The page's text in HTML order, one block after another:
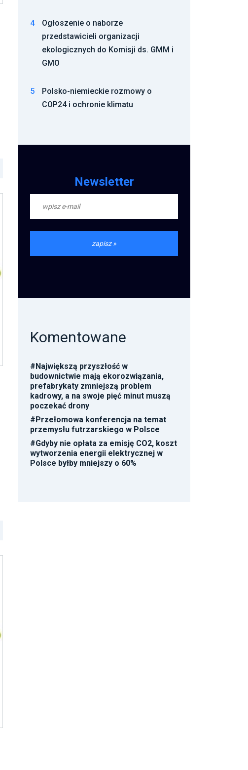
4
Ogłoszenie o naborze
przedstawicieli organizacji
ekologicznych do Komisji ds. GMM i
GMO
5
Polsko-niemieckie rozmowy o
COP24 i ochronie klimatu
Newsletter
Komentowane
#Największą przyszłość w
budownictwie mają ekorozwiązania,
prefabrykaty zmniejszą problem
kadrowy, a na swoje pięć minut muszą
poczekać drony
#Przełomowa konferencja na temat
przemysłu futrzarskiego w Polsce
#Gdyby nie opłata za emisję CO2, koszt
wytworzenia energii elektrycznej w
Polsce byłby mniejszy o 60%